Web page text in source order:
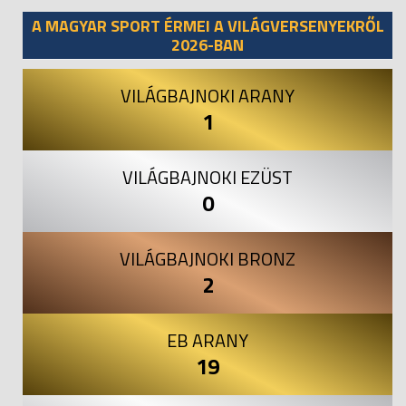
A MAGYAR SPORT ÉRMEI A VILÁGVERSENYEKRŐL
2026-BAN
VILÁGBAJNOKI ARANY
1
VILÁGBAJNOKI EZÜST
0
VILÁGBAJNOKI BRONZ
2
EB ARANY
19